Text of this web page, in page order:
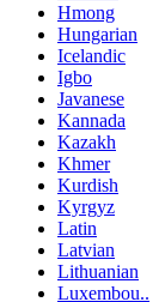
Hmong
Hungarian
Icelandic
Igbo
Javanese
Kannada
Kazakh
Khmer
Kurdish
Kyrgyz
Latin
Latvian
Lithuanian
Luxembou..